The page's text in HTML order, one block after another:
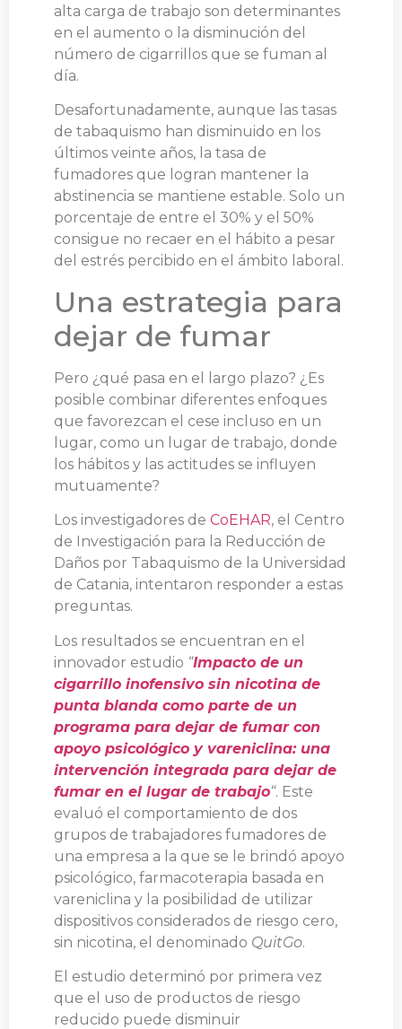
alta carga de trabajo son determinantes
en el aumento o la disminución del
número de cigarrillos que se fuman al
día.
Desafortunadamente, aunque las tasas
de tabaquismo han disminuido en los
últimos veinte años, la tasa de
fumadores que logran mantener la
abstinencia se mantiene estable. Solo un
porcentaje de entre el 30% y el 50%
consigue no recaer en el hábito a pesar
del estrés percibido en el ámbito laboral.
Una estrategia para
dejar de fumar
Pero ¿qué pasa en el largo plazo? ¿Es
posible combinar diferentes enfoques
que favorezcan el cese incluso en un
lugar, como un lugar de trabajo, donde
los hábitos y las actitudes se influyen
mutuamente?
Los investigadores de CoEHAR, el Centro
de Investigación para la Reducción de
Daños por Tabaquismo de la Universidad
de Catania, intentaron responder a estas
preguntas.
Los resultados se encuentran en el
innovador estudio “Impacto de un
cigarrillo inofensivo sin nicotina de
punta blanda como parte de un
programa para dejar de fumar con
apoyo psicológico y vareniclina: una
intervención integrada para dejar de
fumar en el lugar de trabajo“. Este
evaluó el comportamiento de dos
grupos de trabajadores fumadores de
una empresa a la que se le brindó apoyo
psicológico, farmacoterapia basada en
vareniclina y la posibilidad de utilizar
dispositivos considerados de riesgo cero,
sin nicotina, el denominado QuitGo.
El estudio determinó por primera vez
que el uso de productos de riesgo
reducido puede disminuir